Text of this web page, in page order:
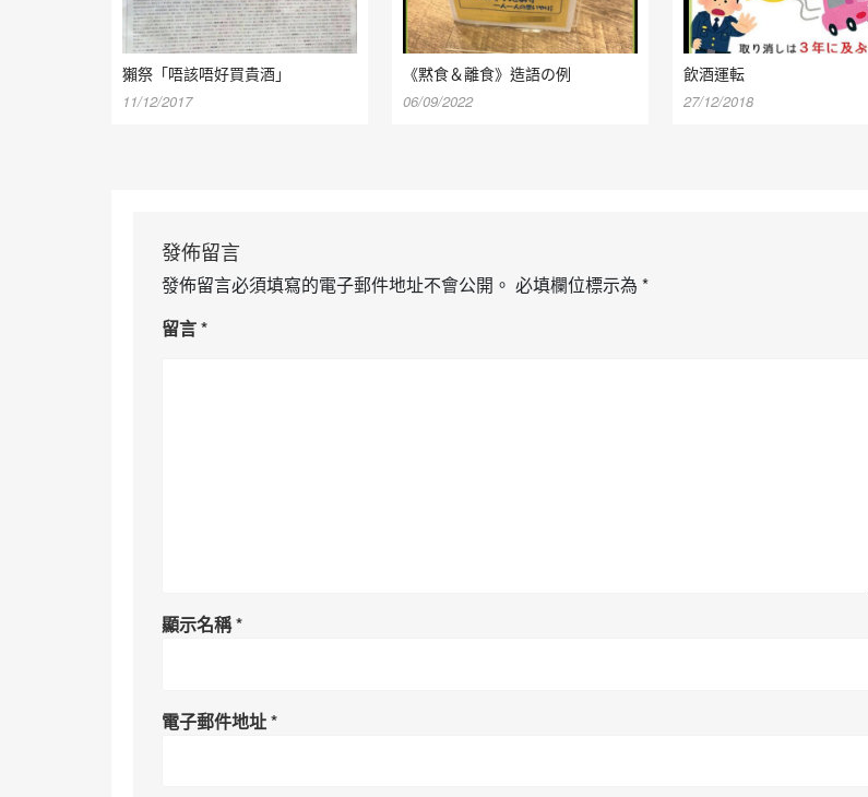
獺祭「唔該唔好買貴酒」
11/12/2017
《黙食＆離食》造語の例
06/09/2022
飲酒運転
27/12/2018
發佈留言
發佈留言必須填寫的電子郵件地址不會公開。 必填欄位標示為 *
留言*
顯示名稱*
電子郵件地址*